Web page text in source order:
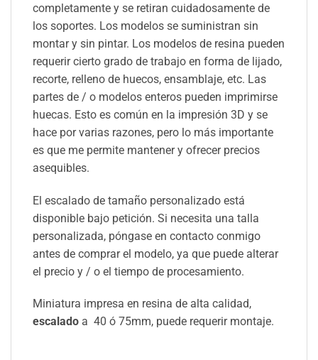
completamente y se retiran cuidadosamente de
los soportes. Los modelos se suministran sin
montar y sin pintar. Los modelos de resina pueden
requerir cierto grado de trabajo en forma de lijado,
recorte, relleno de huecos, ensamblaje, etc. Las
partes de / o modelos enteros pueden imprimirse
huecas. Esto es común en la impresión 3D y se
hace por varias razones, pero lo más importante
es que me permite mantener y ofrecer precios
asequibles.
El escalado de tamaño personalizado está
disponible bajo petición. Si necesita una talla
personalizada, póngase en contacto conmigo
antes de comprar el modelo, ya que puede alterar
el precio y / o el tiempo de procesamiento.
Miniatura impresa en resina de alta calidad,
escalado a 40 ó 75mm, puede requerir montaje.